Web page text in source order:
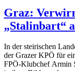
Graz:
„Stalinbart“
In der steirischen
der Grazer KPÖ für
FPÖ-Klubchef Armin